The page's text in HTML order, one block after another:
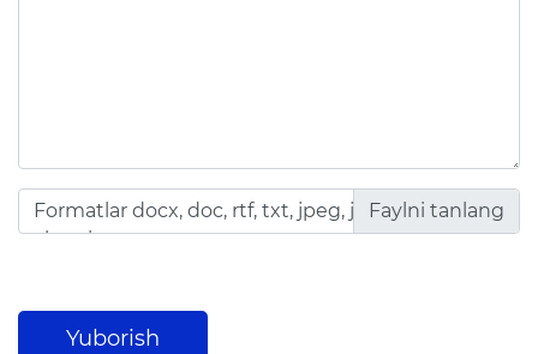
Konferensiyalar
Yordam
Akkreditatsiya
Formatlar docx, doc, rtf, txt, jpeg, jpg, png, df, xls,
xlsx, zip, rar
Yuborish